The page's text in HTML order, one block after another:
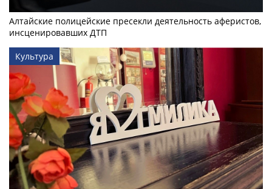
Алтайские полицейские пресекли деятельность аферистов,
инсценировавших ДТП
Культура